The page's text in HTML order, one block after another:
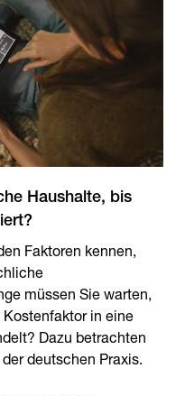
Haushalte, bis
Faktoren kennen,
müssen Sie warten,
in eine
Dazu betrachten
deutschen Praxis.